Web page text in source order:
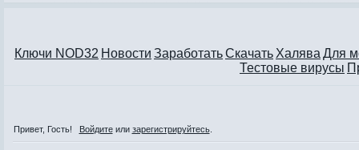
Ключи NOD32 Новости ЗаработатьСкачать Халява Для
Тестовые вирусы
Привет, Гость! Войдитеили зарегистрируйтесь.